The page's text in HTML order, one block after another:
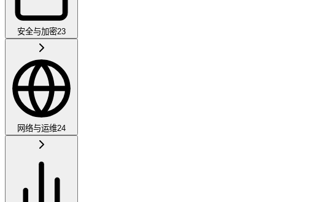
安全与加密23
网络与运维24